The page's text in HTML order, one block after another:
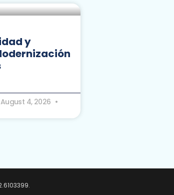
y
August 4, 2026